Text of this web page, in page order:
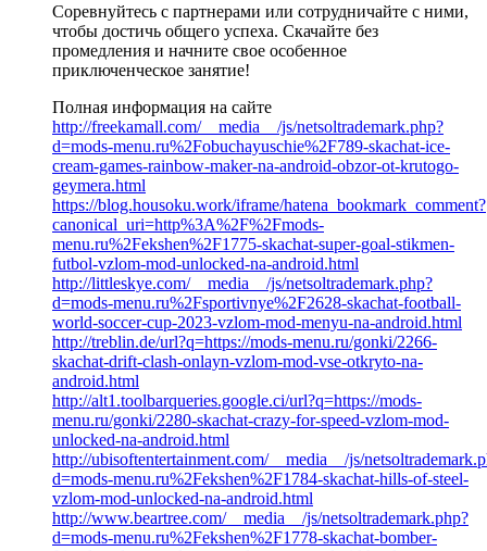
Соревнуйтесь с партнерами или сотрудничайте с ними,
чтобы достичь общего успеха. Скачайте без
промедления и начните свое особенное
приключенческое занятие!
Полная информация на сайте
http://freekamall.com/__media__/js/netsoltrademark.php?
d=mods-menu.ru%2Fobuchayuschie%2F789-skachat-ice-
cream-games-rainbow-maker-na-android-obzor-ot-krutogo-
geymera.html
https://blog.housoku.work/iframe/hatena_bookmark_comment?
canonical_uri=http%3A%2F%2Fmods-
menu.ru%2Fekshen%2F1775-skachat-super-goal-stikmen-
futbol-vzlom-mod-unlocked-na-android.html
http://littleskye.com/__media__/js/netsoltrademark.php?
d=mods-menu.ru%2Fsportivnye%2F2628-skachat-football-
world-soccer-cup-2023-vzlom-mod-menyu-na-android.html
http://treblin.de/url?q=https://mods-menu.ru/gonki/2266-
skachat-drift-clash-onlayn-vzlom-mod-vse-otkryto-na-
android.html
http://alt1.toolbarqueries.google.ci/url?q=https://mods-
menu.ru/gonki/2280-skachat-crazy-for-speed-vzlom-mod-
unlocked-na-android.html
http://ubisoftentertainment.com/__media__/js/
d=mods-menu.ru%2Fekshen%2F1784-skachat-hills-of-steel-
vzlom-mod-unlocked-na-android.html
http://www.beartree.com/__media__/js/netsoltrademark.php?
d=mods-menu.ru%2Fekshen%2F1778-skachat-bomber-